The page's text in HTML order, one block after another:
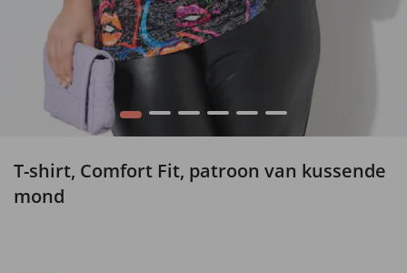
1 2 3 4 5 6
T-shirt, Comfort Fit, patroon van kussende
mond